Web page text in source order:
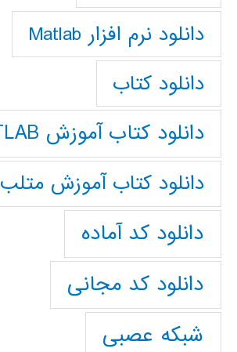
دانلود نرم افزار Matlab
دانلود کتاب
دانلود کتاب آموزش MATLAB
دانلود کتاب آموزش متلب
دانلود کد آماده
دانلود کد مجانی
شبکه عصبی